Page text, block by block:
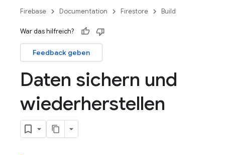
Firebase Documentation Firestore Build
War das hilfreich?
Feedback geben
Daten sichern und
wiederherstellen